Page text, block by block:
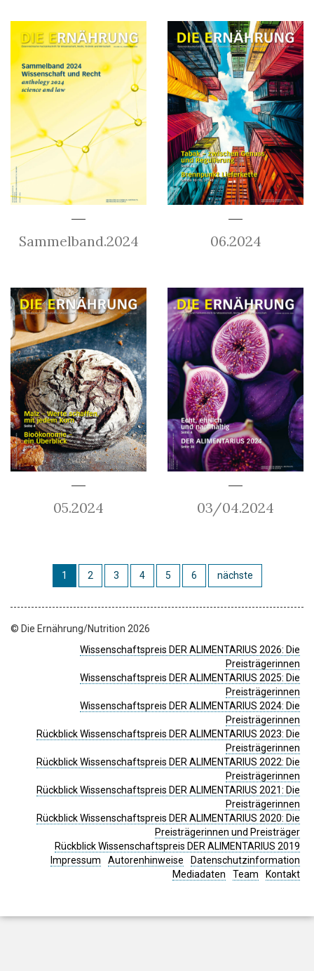
Sammelband.2024 06.2024
05.2024 03/04.2024
1 2 3 4 5 6 nächste
© Die Ernährung/Nutrition 2026
Wissenschaftspreis DER ALIMENTARIUS 2026: Die
Preisträgerinnen
Wissenschaftspreis DER ALIMENTARIUS 2025: Die
Preisträgerinnen
Wissenschaftspreis DER ALIMENTARIUS 2024: Die
Preisträgerinnen
Rückblick Wissenschaftspreis DER ALIMENTARIUS 2023: Die
Preisträgerinnen
Rückblick Wissenschaftspreis DER ALIMENTARIUS 2022: Die
Preisträgerinnen
Rückblick Wissenschaftspreis DER ALIMENTARIUS 2021: Die
Preisträgerinnen
Rückblick Wissenschaftspreis DER ALIMENTARIUS 2020: Die
Preisträgerinnen und Preisträger
Rückblick Wissenschaftspreis DER ALIMENTARIUS 2019
Impressum
Autorenhinweise
Datenschutzinformation
Mediadaten
Team Kontakt